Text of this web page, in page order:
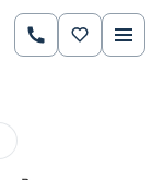
6 616 512 руб.
5 888 696 руб.